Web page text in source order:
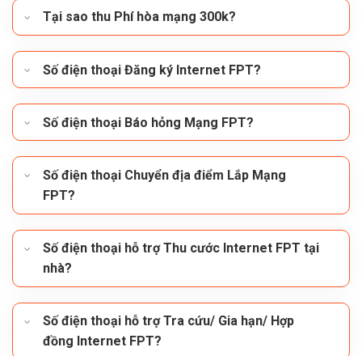
Tại sao thu Phí hòa mạng 300k?
Số điện thoại Đăng ký Internet FPT?
Số điện thoại Báo hỏng Mạng FPT?
Số điện thoại Chuyển địa điểm Lắp Mạng
FPT?
Số điện thoại hỗ trợ Thu cước Internet FPT tại
nhà?
Số điện thoại hỗ trợ Tra cứu/ Gia hạn/ Hợp
đồng Internet FPT?